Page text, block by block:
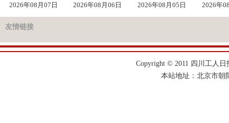
2026年08月07日
2026年08月06日
2026年08月05日
2026年
友情链接
Copyright © 2011 四川工人
本站地址：北京市